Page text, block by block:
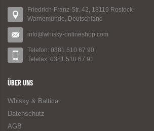
Friedrich-Franz-Str. 42, 18119 Rostock-
Warnemünde, Deutschland
info@whisky-onlineshop.com
Telefon: 0381 510 67 90
Telefax: 0381 510 67 91
ÜBER UNS
Whisky & Baltica
Datenschutz
AGB